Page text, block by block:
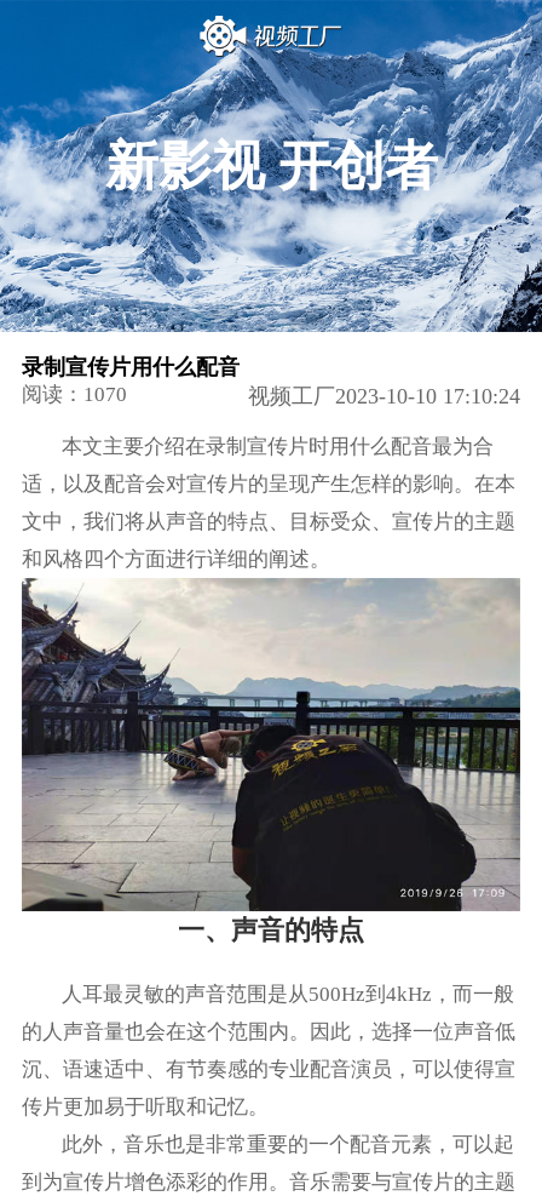
新影视 开创者
录制宣传片用什么配音
阅读：1070 视频工厂2023-10-10 17:10:24
本文主要介绍在录制宣传片时用什么配音最为合
适，以及配音会对宣传片的呈现产生怎样的影响。在本
文中，我们将从声音的特点、目标受众、宣传片的主题
和风格四个方面进行详细的阐述。
一、声音的特点
人耳最灵敏的声音范围是从500Hz到4kHz，而一般
的人声音量也会在这个范围内。因此，选择一位声音低
沉、语速适中、有节奏感的专业配音演员，可以使得宣
传片更加易于听取和记忆。
此外，音乐也是非常重要的一个配音元素，可以起
到为宣传片增色添彩的作用。音乐需要与宣传片的主题